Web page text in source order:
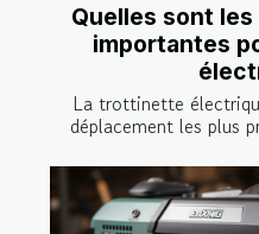
Quelles sont
importantes
La trottinette
déplacement les plus